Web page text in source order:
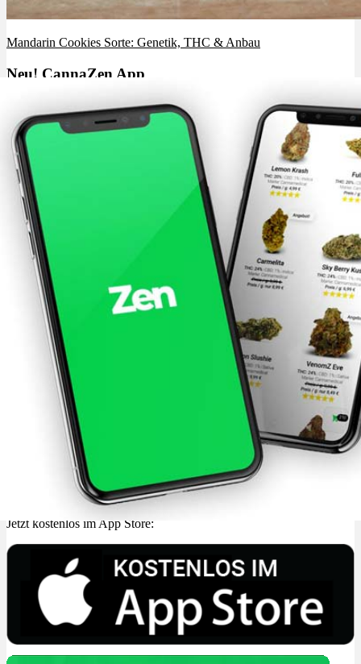
Mandarin Cookies Sorte: Genetik, THC & Anbau
Neu! CannaZen App
Jetzt kostenlos im App Store: